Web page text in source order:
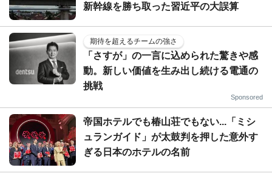
新幹線を勝ち取った習近平の大誤算
期待を超えるチームの強さ
「さすが」の一言に込められた驚きや感
動。新しい価値を生み出し続ける電通の
挑戦
Sponsored
帝国ホテルでも椿山荘でもない...「ミシ
ュランガイド」が太鼓判を押した意外す
ぎる日本のホテルの名前